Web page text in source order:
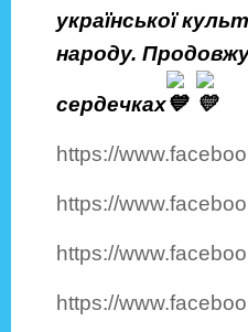
української
народу.
сердечках
https://
https://
https://
https://